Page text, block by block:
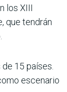
los XIII
que tendrán
15 países.
escenario